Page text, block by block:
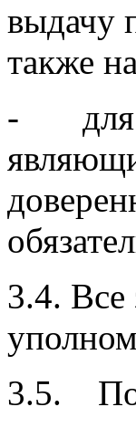
выдачу
также
- для
3.4. Все
3.5.